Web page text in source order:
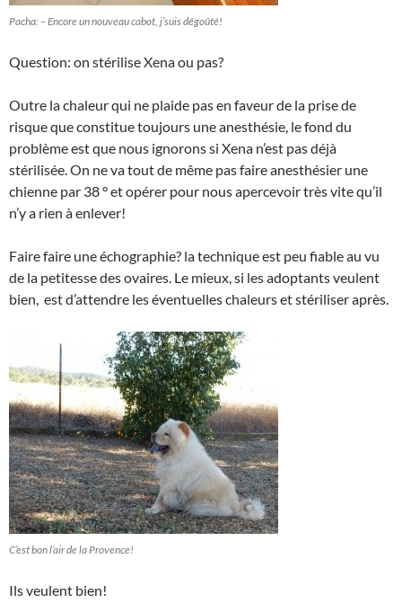
Pacha: – Encore un nouveau cabot, j’suis dégoûté!
Question: on stérilise Xena ou pas?
Outre la chaleur qui ne plaide pas en faveur de la prise de
risque que constitue toujours une anesthésie, le fond du
problème est que nous ignorons si Xena n’est pas déjà
stérilisée. On ne va tout de même pas faire anesthésier une
chienne par 38 ° et opérer pour nous apercevoir très vite qu’il
n’y a rien à enlever!
Faire faire une échographie? la technique est peu fiable au vu
de la petitesse des ovaires. Le mieux, si les adoptants veulent
bien, est d’attendre les éventuelles chaleurs et stériliser après.
C’est bon l’air de la Provence!
Ils veulent bien!